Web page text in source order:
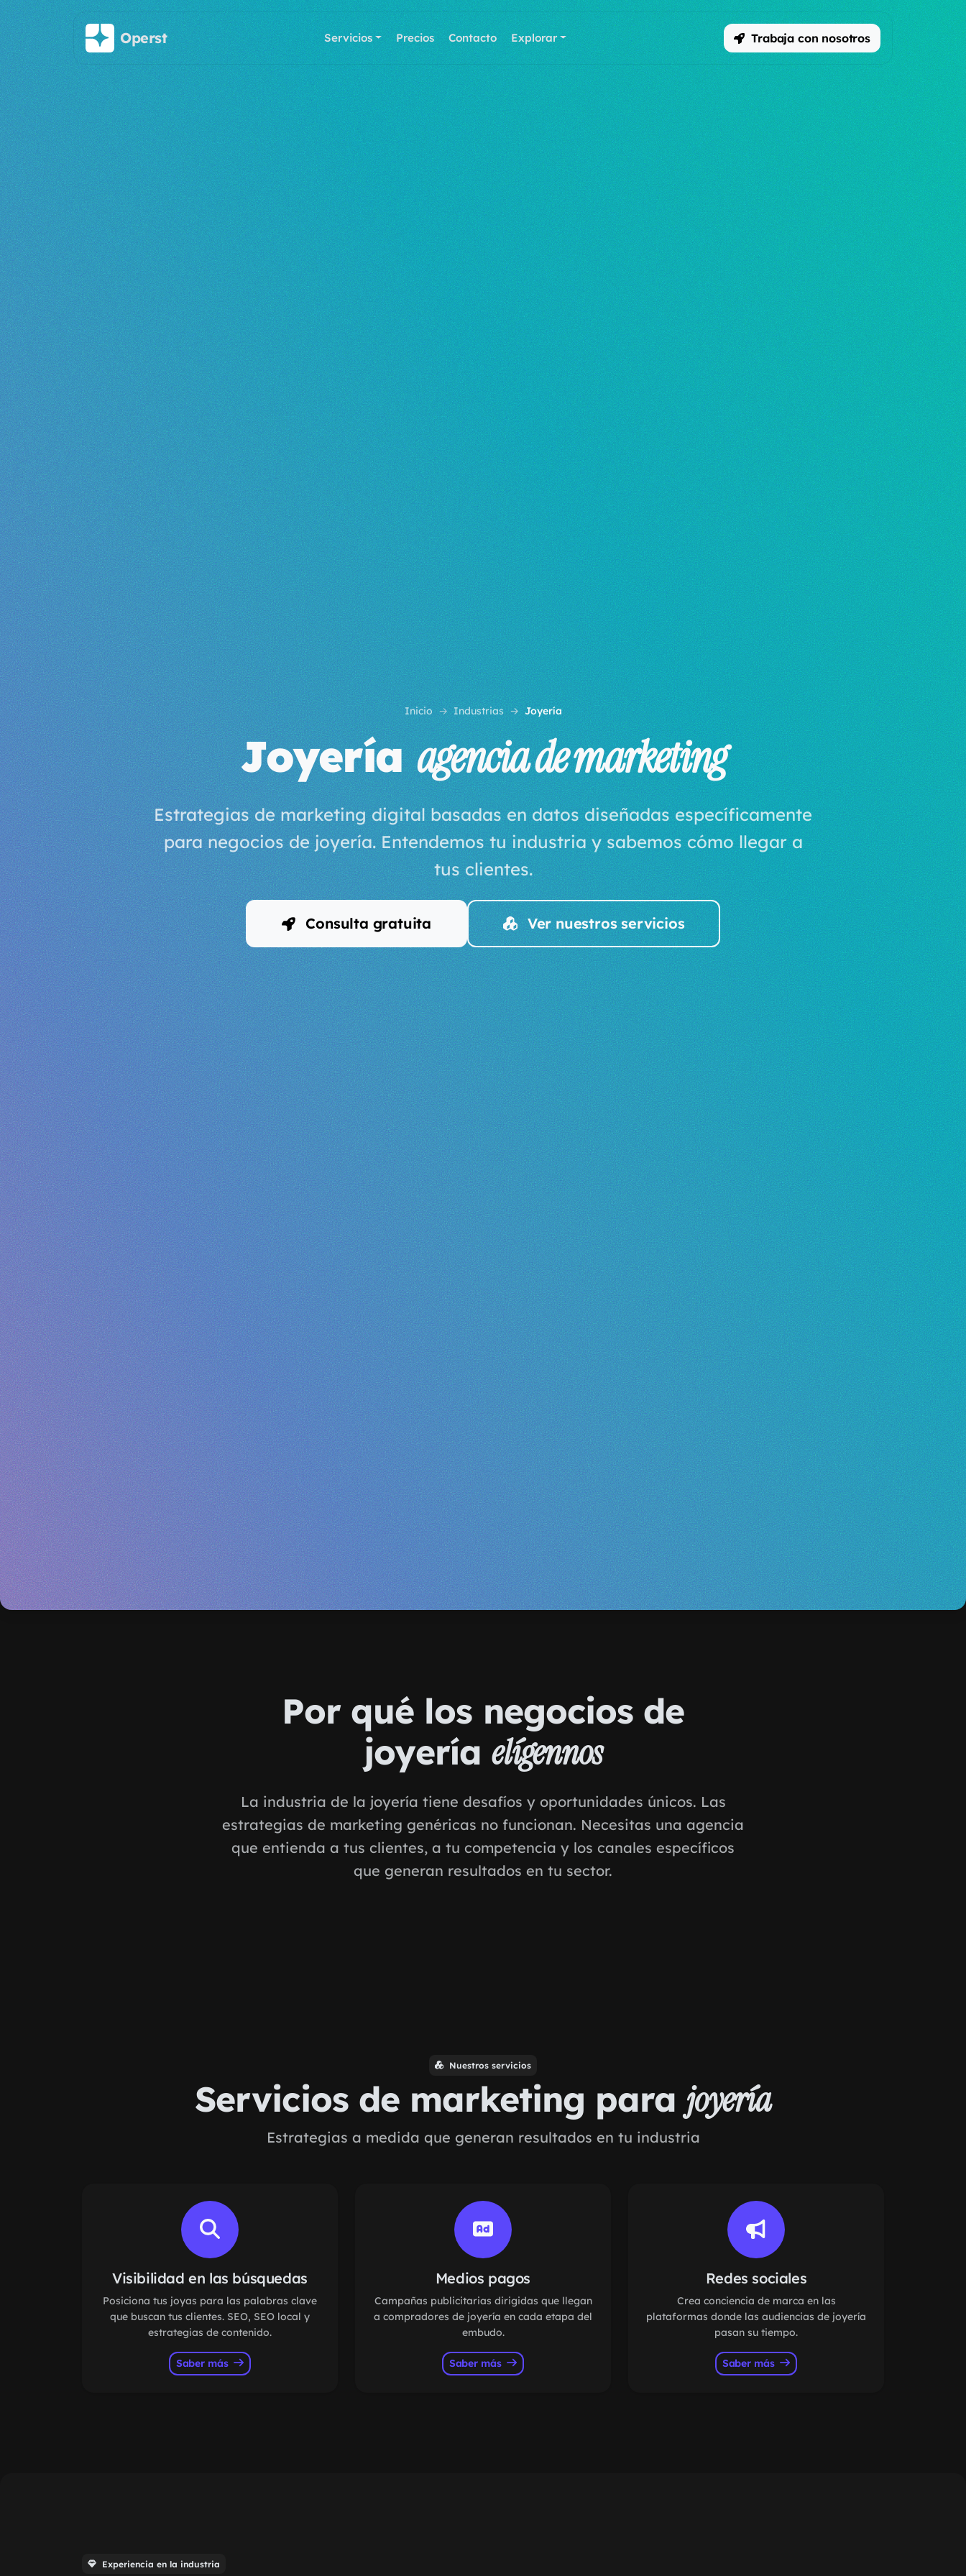
Saltar al contenido principal
Operst Servicios Precios Contacto Explorar Trabaja con nosotros
Inicio Industrias Joyería
Joyeríaagencia de marketing
Estrategias de marketing digital basadas en datos diseñadas específicamente
para negocios de joyería. Entendemos tu industria y sabemos cómo llegar a
tus clientes.
Consulta gratuita Ver nuestros servicios
Por qué los negocios de
joyeríaelígennos
La industria de la joyería tiene desafíos y oportunidades únicos. Las
estrategias de marketing genéricas no funcionan. Necesitas una agencia
que entienda a tus clientes, a tu competencia y los canales específicos
que generan resultados en tu sector.
Nuestros servicios
Servicios de marketing para joyería
Estrategias a medida que generan resultados en tu industria
Visibilidad en las búsquedas
Posiciona tus joyas para las palabras clave
que buscan tus clientes. SEO, SEO local y
estrategias de contenido.
Saber más
Medios pagos
Campañas publicitarias dirigidas que llegan
a compradores de joyería en cada etapa del
embudo.
Saber más
Redes sociales
Crea conciencia de marca en las
plataformas donde las audiencias de joyería
pasan su tiempo.
Saber más
Experiencia en la industria